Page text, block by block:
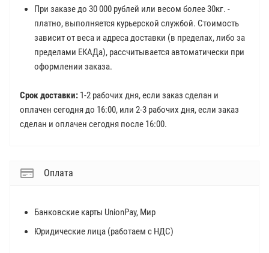
При заказе до 30 000 рублей или весом более 30кг. -
платно, выполняется курьерской службой. Стоимость
зависит от веса и адреса доставки (в пределах, либо за
пределами ЕКАДа), рассчитывается автоматически при
оформлении заказа.
Срок доставки: 1-2 рабочих дня, если заказ сделан и
оплачен сегодня до 16:00, или 2-3 рабочих дня, если заказ
сделан и оплачен сегодня после 16:00.
Оплата
Банковские карты UnionPay, Мир
Юридические лица (работаем с НДС)